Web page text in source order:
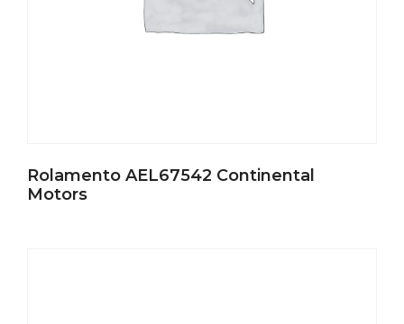
Rolamento AEL67542 Continental
Motors